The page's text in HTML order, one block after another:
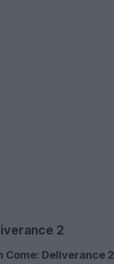
2
Come: Deliverance 2